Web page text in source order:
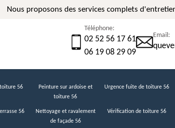
Nous proposons des services complets
Téléphone:
02 52 56 17 61
06 19 08 29 09
Email:
56
Peinture sur ardoise et
toiture 56
Urgence fuite de toiture 56
56
Nettoyage et ravalement
de façade 56
Vérification de toiture 56